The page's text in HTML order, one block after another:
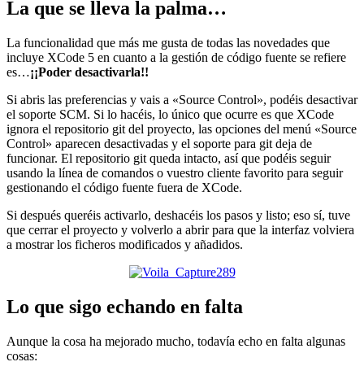
La que se lleva la palma…
La funcionalidad que más me gusta de todas las novedades que
incluye XCode 5 en cuanto a la gestión de código fuente se refiere
es…¡¡Poder desactivarla!!
Si abris las preferencias y vais a «Source Control», podéis desactivar
el soporte SCM. Si lo hacéis, lo único que ocurre es que XCode
ignora el repositorio git del proyecto, las opciones del menú «Source
Control» aparecen desactivadas y el soporte para git deja de
funcionar. El repositorio git queda intacto, así que podéis seguir
usando la línea de comandos o vuestro cliente favorito para seguir
gestionando el código fuente fuera de XCode.
Si después queréis activarlo, deshacéis los pasos y listo; eso sí, tuve
que cerrar el proyecto y volverlo a abrir para que la interfaz volviera
a mostrar los ficheros modificados y añadidos.
Lo que sigo echando en falta
Aunque la cosa ha mejorado mucho, todavía echo en falta algunas
cosas: